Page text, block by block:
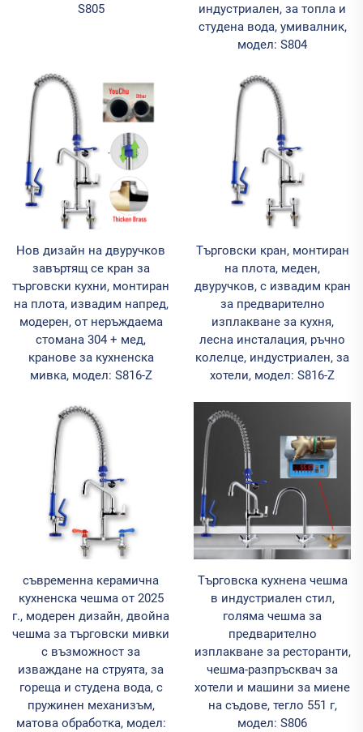
S805
индустриален, за топла и
студена вода, умивалник,
модел: S804
Нов дизайн на двуручков
завъртящ се кран за
търговски кухни, монтиран
на плота, извадим напред,
модерен, от неръждаема
стомана 304 + мед,
кранове за кухненска
мивка, модел: S816-Z
Търговски кран, монтиран
на плота, меден,
двуручков, с извадим кран
за предварително
изплакване за кухня,
лесна инсталация, ръчно
колелце, индустриален, за
хотели, модел: S816-Z
съвременна керамична
кухненска чешма от 2025
г., модерен дизайн, двойна
чешма за търговски мивки
с възможност за
изваждане на струята, за
гореща и студена вода, с
пружинен механизъм,
матова обработка, модел:
Търговска кухнена чешма
в индустриален стил,
голяма чешма за
предварително
изплакване за ресторанти,
чешма-разпръсквач за
хотели и машини за миене
на съдове, тегло 551 г,
модел: S806